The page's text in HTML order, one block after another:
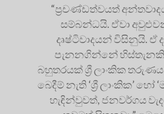
“ප්‍රචණ්ඩත්වයත්
සම්බන්ධයි. ඒවා
දෘෂ්ටිවාදයන් විසිනුයි. ඒ
පැනනගින්නේ
බහුතරයක් ශ්‍රී ලාංකික
බෙදීම් නැති ‘ශ්‍රී ලාංකික’
හැඳින්වුවත්, ජනවර්ගය